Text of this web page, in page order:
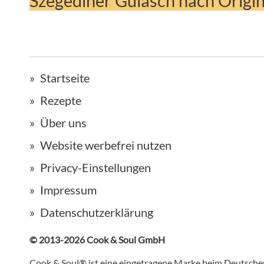
Startseite
Rezepte
Über uns
Website werbefrei nutzen
Privacy-Einstellungen
Impressum
Datenschutzerklärung
© 2013-2026 Cook & Soul GmbH